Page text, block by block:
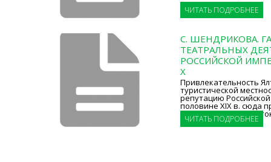
ЧИТАТЬ ПОДРОБНЕЕ
С. ШЕНДРИКОВА.
ТЕАТРАЛЬНЫХ
РОССИЙСКОЙ
X
Привлекательность
туристической
репутацию
половине XIX в. сюда
представители
ЧИТАТЬ ПОДРОБНЕЕ